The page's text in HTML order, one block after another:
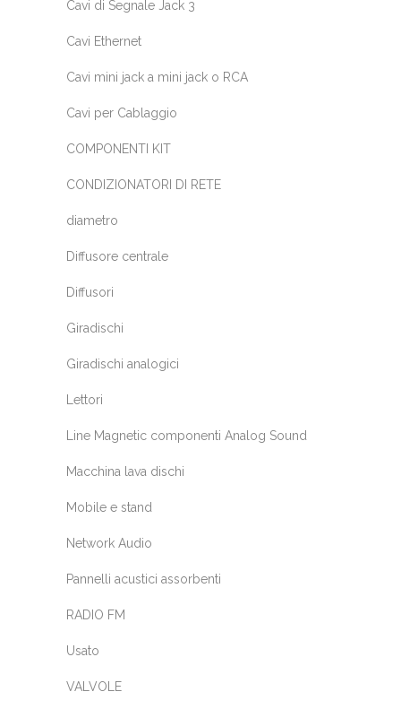
Cavi di Segnale Jack 3
Cavi Ethernet
Cavi mini jack a mini jack o RCA
Cavi per Cablaggio
COMPONENTI KIT
CONDIZIONATORI DI RETE
diametro
Diffusore centrale
Diffusori
Giradischi
Giradischi analogici
Lettori
Line Magnetic componenti Analog Sound
Macchina lava dischi
Mobile e stand
Network Audio
Pannelli acustici assorbenti
RADIO FM
Usato
VALVOLE